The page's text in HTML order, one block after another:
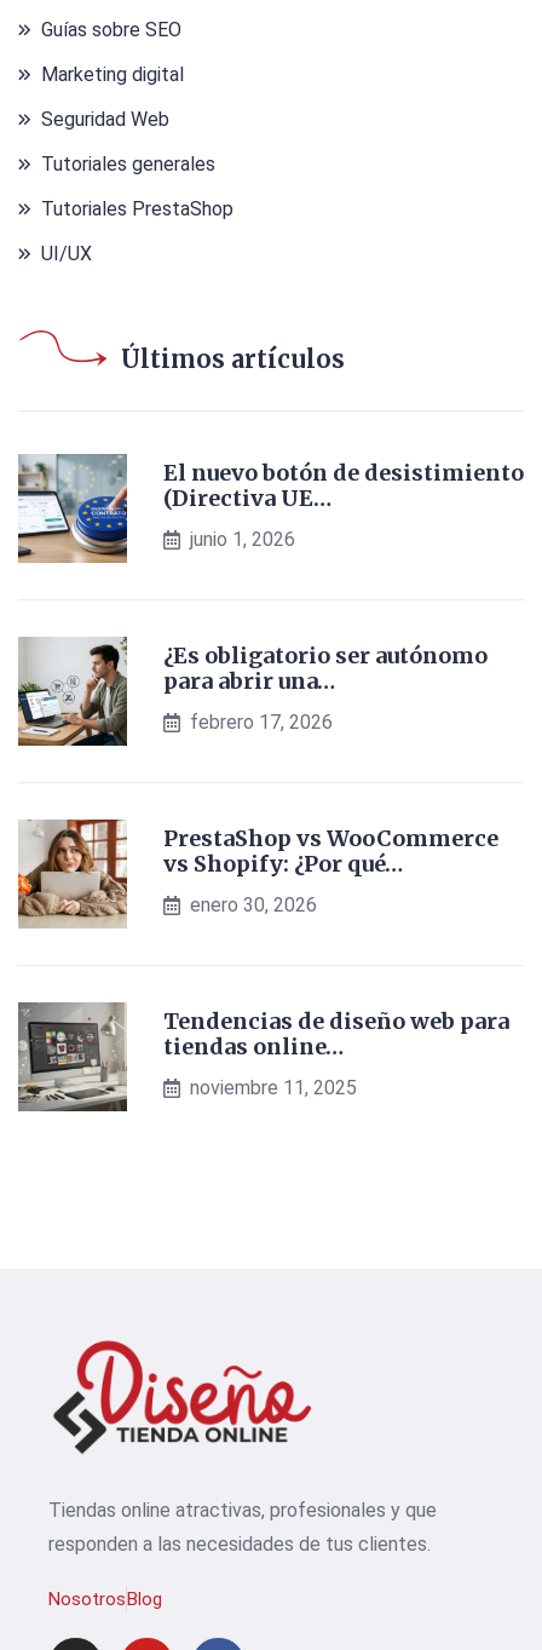
Guías sobre SEO
Marketing digital
Seguridad Web
Tutoriales generales
Tutoriales PrestaShop
UI/UX
Últimos artículos
El nuevo botón de desistimiento
(Directiva UE…
junio 1, 2026
¿Es obligatorio ser autónomo
para abrir una…
febrero 17, 2026
PrestaShop vs WooCommerce
vs Shopify: ¿Por qué…
enero 30, 2026
Tendencias de diseño web para
tiendas online…
noviembre 11, 2025
Tiendas online atractivas, profesionales y que
responden a las necesidades de tus clientes.
NosotrosBlog